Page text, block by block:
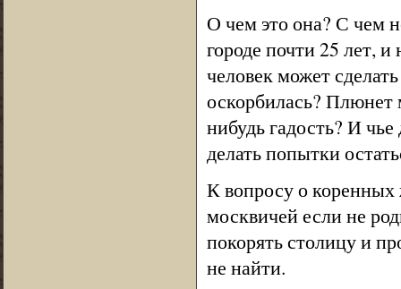
О чем это она? С чем
городе почти 25 лет,
человек может
оскорбилась? Плюнет
нибудь гадость? И
делать попытки
К вопросу о коренных
москвичей если не
покорять столицу и
не найти.